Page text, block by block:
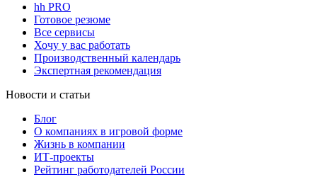
hh PRO
Готовое резюме
Все сервисы
Хочу у вас работать
Производственный календарь
Экспертная рекомендация
Новости и статьи
Блог
О компаниях в игровой форме
Жизнь в компании
ИТ-проекты
Рейтинг работодателей России